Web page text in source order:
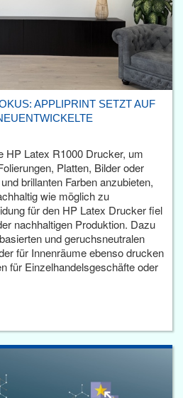
APPLIPRINT SETZT AUF
HP Latex R1000 Drucker, um
Platten, Bilder oder
brillanten Farben anzubieten,
wie möglich zu
für den HP Latex Drucker fiel
nachhaltigen Produktion. Dazu
und geruchsneutralen
für Innenräume ebenso drucken
für Einzelhandelsgeschäfte oder